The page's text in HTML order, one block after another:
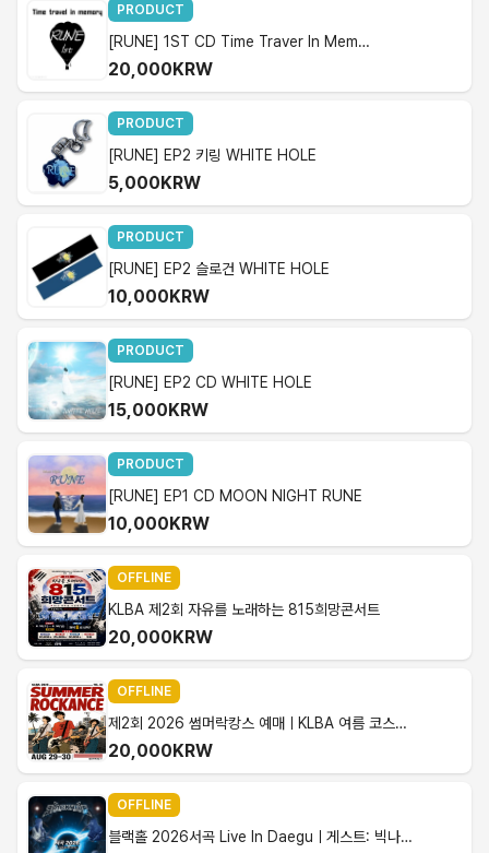
PRODUCT
[RUNE] 1ST CD Time Traver In Memory
20,000KRW
PRODUCT
[RUNE] EP2 키링 WHITE HOLE
5,000KRW
PRODUCT
[RUNE] EP2 슬로건 WHITE HOLE
10,000KRW
PRODUCT
[RUNE] EP2 CD WHITE HOLE
15,000KRW
PRODUCT
[RUNE] EP1 CD MOON NIGHT RUNE
10,000KRW
OFFLINE
KLBA 제2회 자유를 노래하는 815희망콘서트
20,000KRW
OFFLINE
제2회 2026 썸머락캉스 예매ㅣKLBA 여름 코스프레 밴드 클럽 페스티벌 (옵션/날짜, 인원수 확인 필수)
20,000KRW
OFFLINE
블랙홀 2026서곡 Live In Daeguㅣ게스트: 빅나인, 룬